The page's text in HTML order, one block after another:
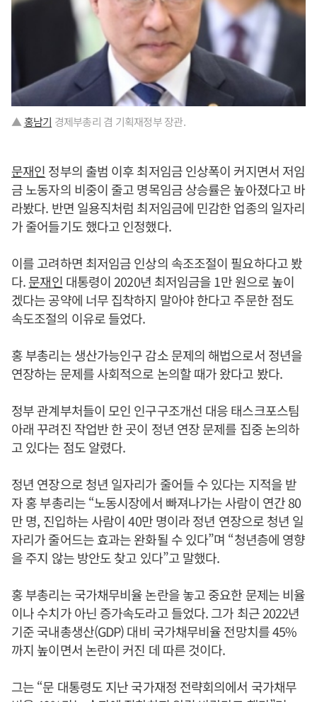
▲홍남기 경제부총리 겸 기획재정부 장관.
문재인 정부의 출범 이후 최저임금 인상폭이 커지면서 저임
금 노동자의 비중이 줄고 명목임금 상승률은 높아졌다고 바
라봤다. 반면 일용직처럼 최저임금에 민감한 업종의 일자리
가 줄어들기도 했다고 인정했다.
이를 고려하면 최저임금 인상의 속조조절이 필요하다고 봤
다.문재인 대통령이 2020년 최저임금을 1만 원으로 높이
겠다는 공약에 너무 집착하지 말아야 한다고 주문한 점도
속도조절의 이유로 들었다.
홍 부총리는 생산가능인구 감소 문제의 해법으로서 정년을
연장하는 문제를 사회적으로 논의할 때가 왔다고 봤다.
정부 관계부처들이 모인 인구구조개선 대응 태스크포스팀
아래 꾸려진 작업반 한 곳이 정년 연장 문제를 집중 논의하
고 있다는 점도 알렸다.
정년 연장으로 청년 일자리가 줄어들 수 있다는 지적을 받
자 홍 부총리는 “노동시장에서 빠져나가는 사람이 연간 80
만 명, 진입하는 사람이 40만 명이라 정년 연장으로 청년 일
자리가 줄어드는 효과는 완화될 수 있다”며 “청년층에 영향
을 주지 않는 방안도 찾고 있다”고 말했다.
홍 부총리는 국가채무비율 논란을 놓고 중요한 문제는 비율
이나 수치가 아닌 증가속도라고 들었다. 그가 최근 2022년
기준 국내총생산(GDP) 대비 국가채무비율 전망치를 45%
까지 높이면서 논란이 커진 데 따른 것이다.
그는 “문 대통령도 지난 국가재정 전략회의에서 국가채무